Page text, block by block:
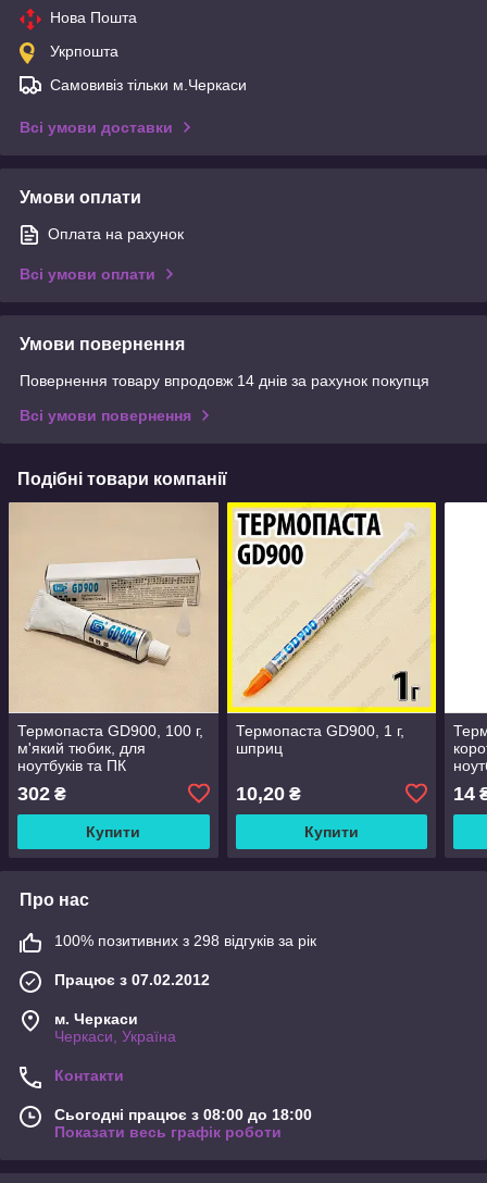
Нова Пошта
Укрпошта
Самовивіз тільки м.Черкаси
Всі умови доставки
Умови оплати
Оплата на рахунок
Всі умови оплати
Умови повернення
Повернення товару впродовж 14 днів за рахунок покупця
Всі умови повернення
Подібні товари компанії
Термопаста GD900, 100 г,
м'який тюбик, для
ноутбуків та ПК
302 ₴
Купити
Термопаста GD900, 1 г,
шприц
10,20₴
Купити
14
Про нас
100% позитивних з 298 відгуків за рік
Працює з 07.02.2012
м. Черкаси
Черкаси, Україна
Контакти
Сьогодні працює з 08:00 до 18:00
Показати весь графік роботи